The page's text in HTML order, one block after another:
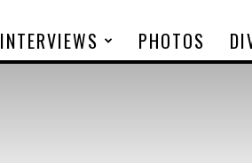
INTERVIEWS PHOTOS